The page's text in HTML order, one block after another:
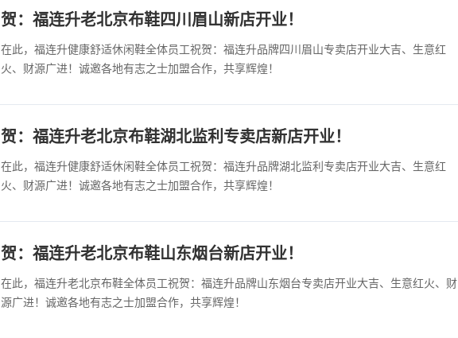
贺：福连升老北京布鞋四川眉山新店开业！
在此，福连升健康舒适休闲鞋全体员工祝贺：福连升品牌四川眉山专卖店开业大吉、生意红
火、财源广进！诚邀各地有志之士加盟合作，共享辉煌！
贺：福连升老北京布鞋湖北监利专卖店新店开业！
在此，福连升健康舒适休闲鞋全体员工祝贺：福连升品牌湖北监利专卖店开业大吉、生意红
火、财源广进！诚邀各地有志之士加盟合作，共享辉煌！
贺：福连升老北京布鞋山东烟台新店开业！
在此，福连升老北京布鞋全体员工祝贺：福连升品牌山东烟台专卖店开业大吉、生意红火、财
源广进！诚邀各地有志之士加盟合作，共享辉煌！